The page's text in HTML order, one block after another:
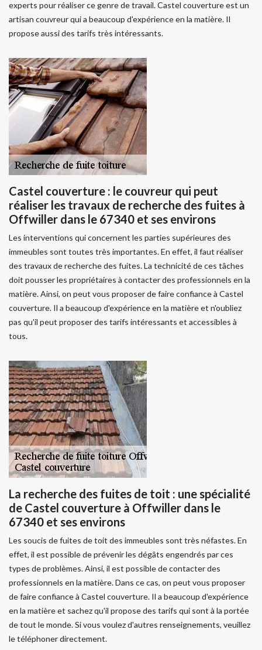
experts pour réaliser ce genre de travail. Castel couverture est un
artisan couvreur qui a beaucoup d'expérience en la matière. Il
propose aussi des tarifs très intéressants.
Castel couverture : le couvreur qui peut
réaliser les travaux de recherche des fuites à
Offwiller dans le 67340 et ses environs
Les interventions qui concernent les parties supérieures des
immeubles sont toutes très importantes. En effet, il faut réaliser
des travaux de recherche des fuites. La technicité de ces tâches
doit pousser les propriétaires à contacter des professionnels en la
matière. Ainsi, on peut vous proposer de faire confiance à Castel
couverture. Il a beaucoup d'expérience en la matière et n'oubliez
pas qu'il peut proposer des tarifs intéressants et accessibles à
tous.
La recherche des fuites de toit : une spécialité
de Castel couverture à Offwiller dans le
67340 et ses environs
Les soucis de fuites de toit des immeubles sont très néfastes. En
effet, il est possible de prévenir les dégâts engendrés par ces
types de problèmes. Ainsi, il est possible de contacter des
professionnels en la matière. Dans ce cas, on peut vous proposer
de faire confiance à Castel couverture. Il a beaucoup d'expérience
en la matière et sachez qu'il propose des tarifs qui sont à la portée
de tout le monde. Si vous voulez d'autres renseignements, veuillez
le téléphoner directement.